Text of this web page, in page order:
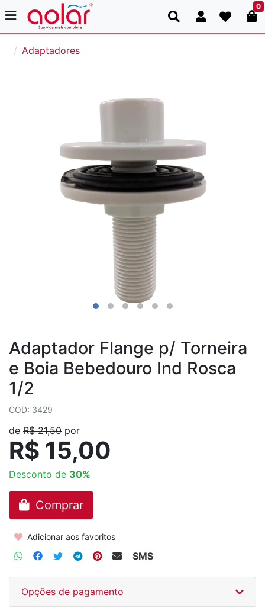
0
Adaptadores
Adaptador Flange p/ Torneira
e Boia Bebedouro Ind Rosca
1/2
COD: 3429
de R$ 21,50 por
R$ 15,00
Desconto de 30%
Comprar
Adicionar aos favoritos
SMS
Opções de pagamento